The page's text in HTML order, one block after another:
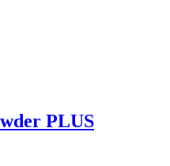
PLUS